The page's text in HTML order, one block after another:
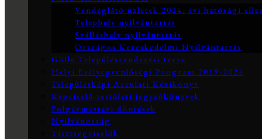
Vendéglátó üzletek 2024. évi hatósági
Telephely nyilvántartás
Szálláshely nyilvántartás
Országos Kereskedelmi Nyilvántartás
Gölle Településrendezési terve
Helyi Esélyegyenlőségi Program 2019-2024
Településképi Arculati Kézikönyv
Képviselő-testületi jegyzőkönyvek
Polgármesteri döntések
Nyilvánosság
Tisztségviselők